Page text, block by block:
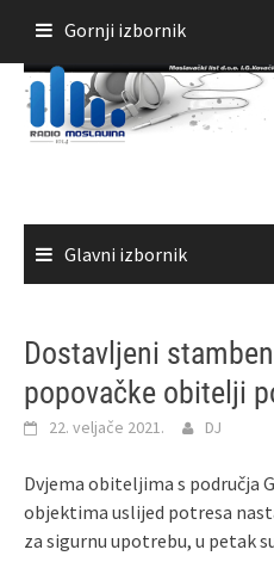
sadržaja
Gornji izbornik
Glavni izbornik
Dostavljeni
popovačke obitelji
22. veljače 2021. DJ
Dvjema obiteljima s područja
objektima uslijed potresa
za sigurnu upotrebu, u petak